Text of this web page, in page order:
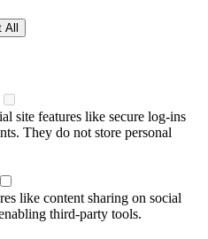
site features like secure log-ins
They do not store personal
like content sharing on social
third-party tools.